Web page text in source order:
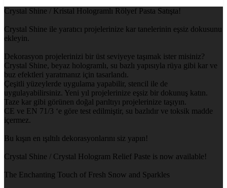
Crystal Shine / Kristal Hologramlı Rölyef Pasta Satışta!
Crystal Shine ile yaratıcı projelerinize kar tanelerinin eşsiz dokusunu
ekleyin.
Dekorasyon projelerinizi bir üst seviyeye taşımak ister misiniz?
Crystal Shine, beyaz hologramlı, su bazlı yapısıyla rüya gibi kar ve
buz efektleri yaratmanız için tasarlandı.
Çeşitli yüzeylerde uygulama yapabilir, stencil ile de
uygulayabilirsiniz. Yeni yıl projelerinize eşsiz bir dokunuş katın.
Taze kar gibi görünen doğal parıltıyı projelerinize taşıyın.
CE ve EN 71/3 ‘e göre test edilmiştir, su bazlıdır ve toksik madde
içermez.
Bu kışın en ışıltılı dekorasyonlarını siz yapın!
Crystal Shine / Crystal Hologram Relief Paste is now available!
The Enchanting Touch of Fresh Snow and Sparkles